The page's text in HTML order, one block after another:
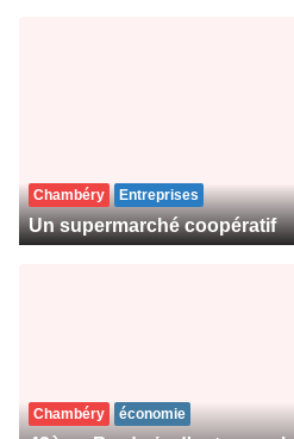
Chambéry Entreprises
Un supermarché coopératif
Chambéry économie